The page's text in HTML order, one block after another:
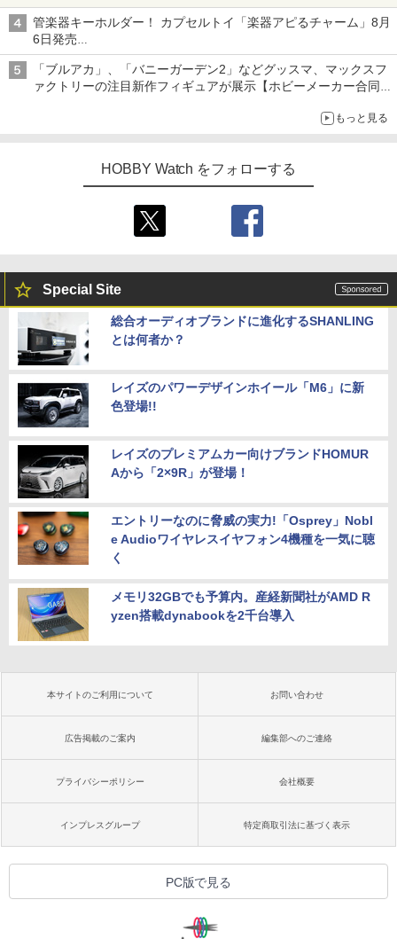
子どもが楽しめるかっぱ寿司ならではの体験とコラボの楽しさを
追求
管楽器キーホルダー！ カプセルトイ「楽器アピるチャーム」8月
6日発売
チューバ、テナサクなど5種各3色
「ブルアカ」、「バニーガーデン2」などグッスマ、マックスフ
ァクトリーの注目新作フィギュアが展示【ホビーメーカー合同展
もっと見る
HOBBY Watch をフォローする
Special Site
総合オーディオブランドに進化するSHANLING
とは何者か？
レイズのパワーデザインホイール「M6」に新
色登場!!
レイズのプレミアムカー向けブランドHOMUR
Aから「2×9R」が登場！
エントリーなのに脅威の実力!「Osprey」Nobl
e Audioワイヤレスイヤフォン4機種を一気に聴
く
メモリ32GBでも予算内。産経新聞社がAMD R
yzen搭載dynabookを2千台導入
本サイトのご利用について お問い合わせ
広告掲載のご案内 編集部へのご連絡
プライバシーポリシー 会社概要
インプレスグループ 特定商取引法に基づく表示
PC版で見る